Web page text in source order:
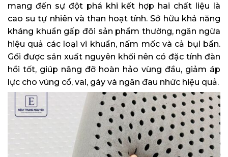
mang đến sự đột phá khi kết hợp hai chất liệu là
cao su tự nhiên và than hoạt tính. Sở hữu khả năng
kháng khuẩn gấp đôi sản phẩm thường, ngăn ngừa
hiệu quả các loại vi khuẩn, nấm mốc và cả bụi bẩn.
Gối được sản xuất nguyên khối nên có đặc tính đàn
hồi tốt, giúp nâng đỡ hoàn hảo vùng đầu, giảm áp
lực cho vùng cổ, vai, gáy và ngăn đau nhức hiệu quả.